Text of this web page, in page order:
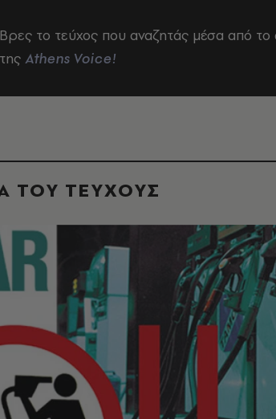
Βρες το τεύχος που αναζητάς μέσα από το
της Athens Voice!
ΤΟΥ ΤΕΥΧΟΥΣ